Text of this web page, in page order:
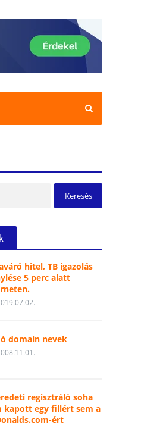
hitel, TB igazolás
5 perc alatt
domain nevek
regisztráló soha
kapott egy fillért sem a
ért